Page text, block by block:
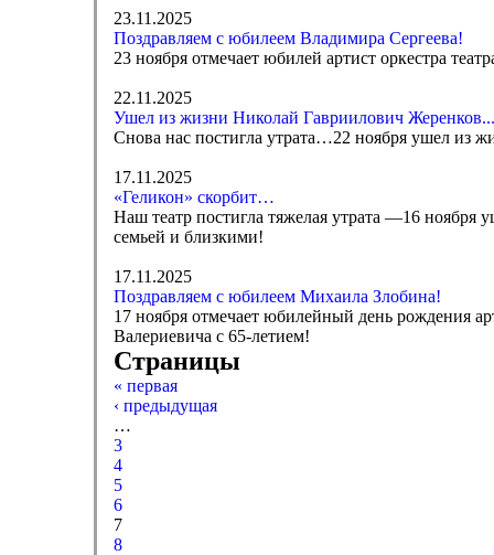
23.11.2025
Поздравляем с юбилеем Владимира Сергеева!
23 ноября отмечает юбилей артист оркестра
22.11.2025
Ушел из жизни Николай Гавриилович Жеренков...
Снова нас постигла утрата…22 ноября ушел из
17.11.2025
«Геликон» скорбит…
Наш театр постигла тяжелая утрата —16 ноября
семьей и близкими!
17.11.2025
Поздравляем с юбилеем Михаила Злобина!
17 ноября отмечает юбилейный день рождения
Валериевича с 65-летием!
Страницы
« первая
‹ предыдущая
…
3
4
5
6
7
8